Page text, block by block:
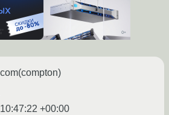
+00:00